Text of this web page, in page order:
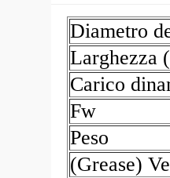
Diametro
Larghezza
Carico
Fw
Peso
(Grease)